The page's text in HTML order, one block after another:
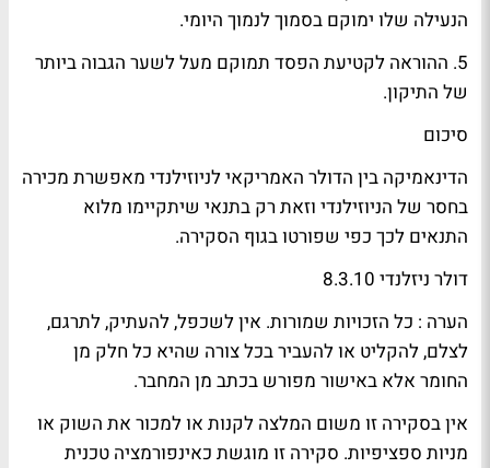
הנעילה שלו ימוקם בסמוך לנמוך היומי.
5. ההוראה לקטיעת הפסד תמוקם מעל לשער הגבוה ביותר
של התיקון.
סיכום
הדינאמיקה בין הדולר האמריקאי לניוזילנדי מאפשרת מכירה
בחסר של הניוזילנדי וזאת רק בתנאי שיתקיימו מלוא
התנאים לכך כפי שפורטו בגוף הסקירה.
דולר ניזלנדי 8.3.10
הערה : כל הזכויות שמורות. אין לשכפל, להעתיק, לתרגם,
לצלם, להקליט או להעביר בכל צורה שהיא כל חלק מן
החומר אלא באישור מפורש בכתב מן המחבר.
אין בסקירה זו משום המלצה לקנות או למכור את השוק או
מניות ספציפיות. סקירה זו מוגשת כאינפורמציה טכנית